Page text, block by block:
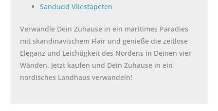
Sandudd Vliestapeten
Verwandle Dein Zuhause in ein maritimes Paradies
mit skandinavischem Flair und genieße die zeitlose
Eleganz und Leichtigkeit des Nordens in Deinen vier
Wänden. Jetzt kaufen und Dein Zuhause in ein
nordisches Landhaus verwandeln!